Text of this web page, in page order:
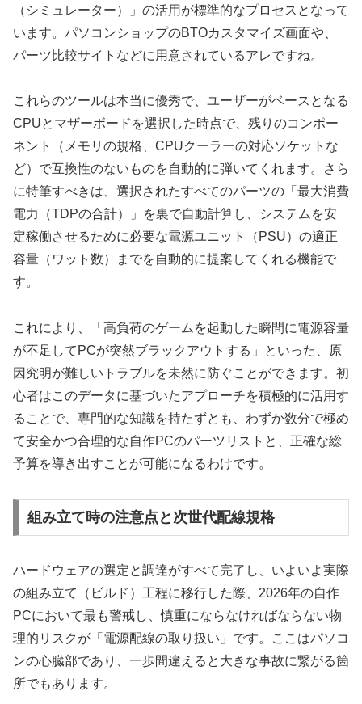
（シミュレーター）」の活用が標準的なプロセスとなって
います。パソコンショップのBTOカスタマイズ画面や、
パーツ比較サイトなどに用意されているアレですね。
これらのツールは本当に優秀で、ユーザーがベースとなる
CPUとマザーボードを選択した時点で、残りのコンポー
ネント（メモリの規格、CPUクーラーの対応ソケットな
ど）で互換性のないものを自動的に弾いてくれます。さら
に特筆すべきは、選択されたすべてのパーツの「最大消費
電力（TDPの合計）」を裏で自動計算し、システムを安
定稼働させるために必要な電源ユニット（PSU）の適正
容量（ワット数）までを自動的に提案してくれる機能で
す。
これにより、「高負荷のゲームを起動した瞬間に電源容量
が不足してPCが突然ブラックアウトする」といった、原
因究明が難しいトラブルを未然に防ぐことができます。初
心者はこのデータに基づいたアプローチを積極的に活用す
ることで、専門的な知識を持たずとも、わずか数分で極め
て安全かつ合理的な自作PCのパーツリストと、正確な総
予算を導き出すことが可能になるわけです。
組み立て時の注意点と次世代配線規格
ハードウェアの選定と調達がすべて完了し、いよいよ実際
の組み立て（ビルド）工程に移行した際、2026年の自作
PCにおいて最も警戒し、慎重にならなければならない物
理的リスクが「電源配線の取り扱い」です。ここはパソコ
ンの心臓部であり、一歩間違えると大きな事故に繋がる箇
所でもあります。